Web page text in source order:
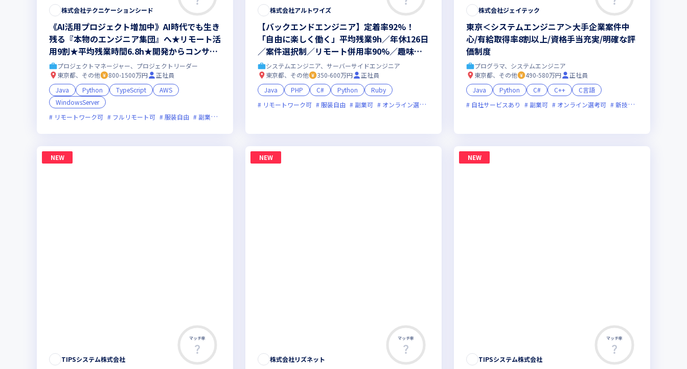
株式会社テクニケーションシード
《AI活用プロジェクト増加中》AI時代でも生き
残る『本物のエンジニア集団』へ★リモート活
用9割★平均残業時間6.8h★開発からコンサル
領域まで、一気通貫でキャリアを作りたいあな
たにオススメの環境です！
プロジェクトマネージャー、プロジェクトリーダー
東京都、その他
800-1500万円
正社員
Java
Python TypeScript
AWS
WindowsServer
リモートワーク可
フルリモート可 服装自由 副業可
株式会社アルトワイズ
【バックエンドエンジニア】定着率92%！
「自由に楽しく働く」平均残業9h／年休126日
／案件選択制／リモート併用率90%／趣味手
当／趣味休暇
システムエンジニア、サーバーサイドエンジニア
東京都、その他
350-600万円
正社員
Java
PHP C# Python
Ruby
リモートワーク可
服装自由 副業可 オンライン選考可 ベンチャー企業 残業月20時間未満 女性エンジニアが活躍中
株式会社ジェイテック
東京＜システムエンジニア＞大手企業案件中
心/有給取得率8割以上/資格手当充実/明確な評
価制度
プログラマ、システムエンジニア
東京都、その他
490-580万円
正社員
Java
Python C# C++
C言語
自社サービスあり
副業可 オンライン選考可 新技術に積極的
NEW
マッチ率
TIPSシステム株式会社
NEW
マッチ率
株式会社リズネット
NEW
マッチ率
TIPSシステム株式会社